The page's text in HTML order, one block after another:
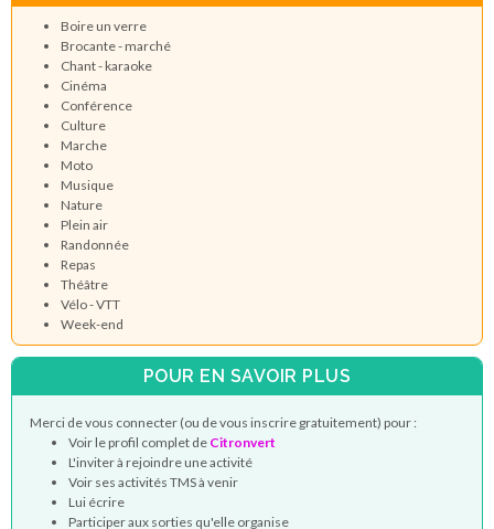
Boire un verre
Brocante - marché
Chant - karaoke
Cinéma
Conférence
Culture
Marche
Moto
Musique
Nature
Plein air
Randonnée
Repas
Théâtre
Vélo - VTT
Week-end
POUR EN SAVOIR PLUS
Merci de vous connecter (ou de vous inscrire gratuitement) pour :
Voir le profil complet de Citronvert
L'inviter à rejoindre une activité
Voir ses activités TMS à venir
Lui écrire
Participer aux sorties qu'elle organise